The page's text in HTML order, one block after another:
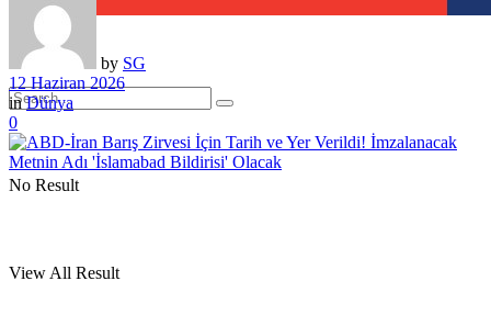
No Result
View All Result
by SG
12 Haziran 2026
in Dünya
0